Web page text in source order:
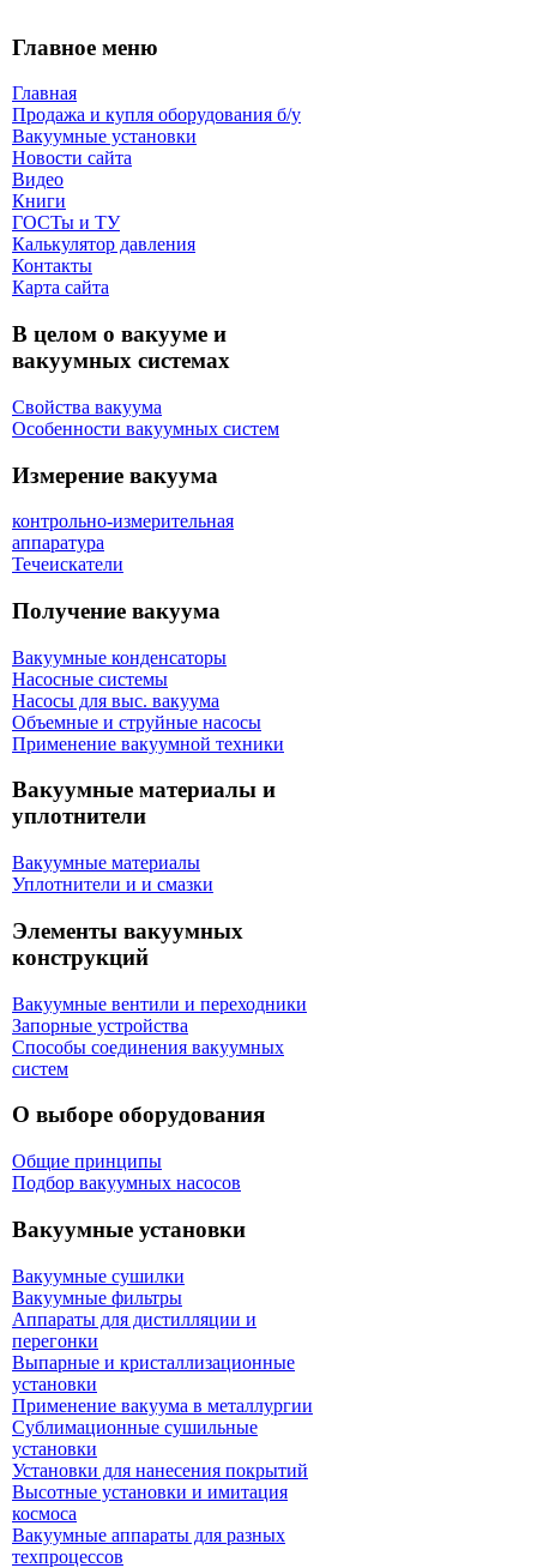
Главное меню
Главная
Продажа и купля оборудования б/y
Вакуумные установки
Новости сайта
Видео
Книги
ГОСТы и ТУ
Калькулятор давления
Контакты
Карта сaйта
В целом о вакууме и
вакуумных системах
Свойства вакуума
Особенности вакуумных систем
Измерение вакуума
контрольно-измерительная
аппаратура
Течеискатели
Получение вакуума
Вакуумные конденсаторы
Насосные системы
Насосы для выс. вакуума
Объемные и струйные насосы
Применение вакуумной техники
Вакуумные материалы и
уплотнители
Вакуумные материалы
Уплотнители и и смазки
Элементы вакуумных
конструкций
Вакуумные вентили и переходники
Запорные устройства
Способы соединения вакуумных
систем
О выборе оборудования
Общие принципы
Подбор вакуумных насосов
Вакуумные установки
Вакуумные сушилки
Вакуумные фильтры
Аппараты для дистилляции и
перегонки
Выпарные и кристаллизационные
установки
Применение вакуума в металлургии
Сублимационные сушильные
установки
Установки для нанесения покрытий
Высотные установки и имитация
космоса
Вакуумные аппараты для разных
техпроцессов